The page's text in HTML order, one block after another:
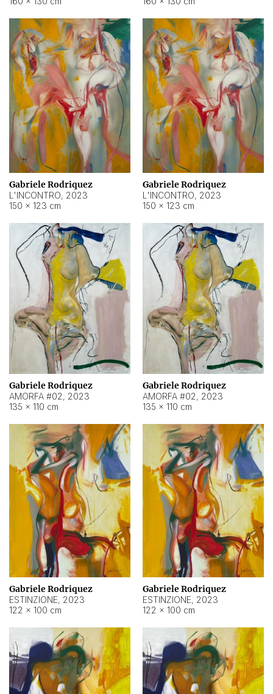
Gabriele Rodriquez
L'INCONTRO, 2023
150 × 123 cm
Gabriele Rodriquez
L'INCONTRO, 2023
150 × 123 cm
Gabriele Rodriquez
AMORFA #02, 2023
135 × 110 cm
Gabriele Rodriquez
AMORFA #02, 2023
135 × 110 cm
Gabriele Rodriquez
ESTINZIONE, 2023
122 × 100 cm
Gabriele Rodriquez
ESTINZIONE, 2023
122 × 100 cm